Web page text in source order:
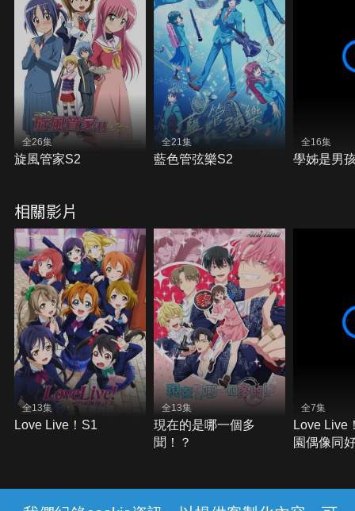
全26集
旋風管家S2
全21集
藍色管弦樂S2
全16集
學姊是男
相關影片
全13集
Love Live！S1
全13集
現在的是哪一個多
聞！？
全7集
Love Live
園偶像同